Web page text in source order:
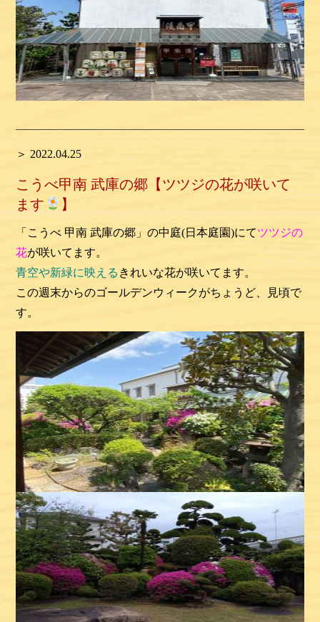
＞ 2022.04.25
こうべ甲南 武庫の郷【ツツジの花が咲いて
ます
】
「こうべ 甲南 武庫の郷」の中庭(日本庭園)にてツツジの
花が咲いてます。
青空や新緑に映える きれいな花が咲いてます。
この週末からのゴールデンウィークがちょうど、見頃で
す。